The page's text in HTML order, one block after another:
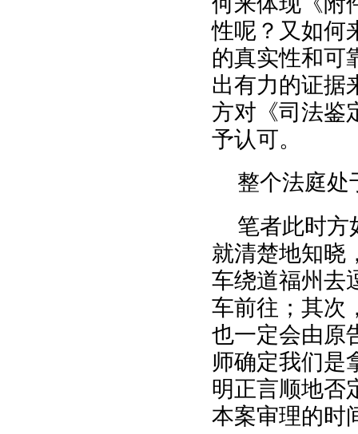
性呢？又如何
的真实性和可
出有力的证据
方对《司法鉴
予认可。
整个法庭处
笔者此时方
就清楚地知晓
车绕道福州去
车前往；其次
也一定会由原
师确定我们是
明正言顺地否
本案审理的时